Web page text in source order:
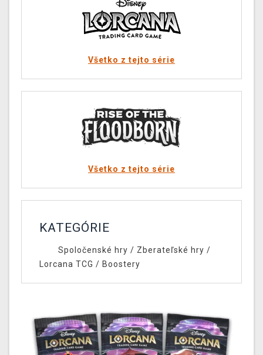
Všetko z tejto série
Všetko z tejto série
KATEGÓRIE
Spoločenské hry / Zberateľské hry /
Lorcana TCG / Boostery